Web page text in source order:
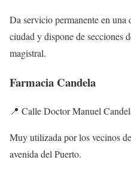
Da servicio permanente en una
ciudad y dispone de secciones
magistral.
Farmacia Candela
📍 Calle Doctor Manuel
Muy utilizada por los vecinos
avenida del Puerto.